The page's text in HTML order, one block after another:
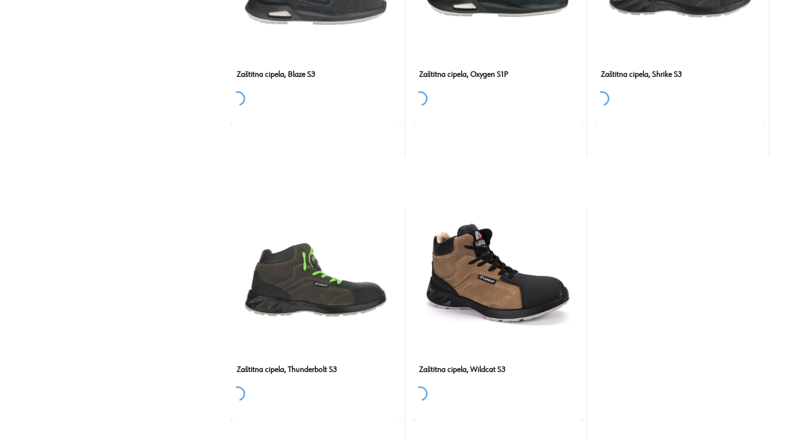
Zaštitna cipela, Blaze S3 Zaštitna cipela, Oxygen S1P Zaštitna cipela, Shrike S3
Zaštitna cipela, Thunderbolt S3 Zaštitna cipela, Wildcat S3